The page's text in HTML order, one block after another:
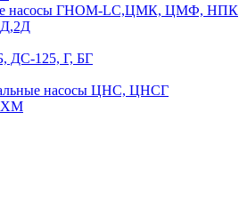
насосы ГНОМ-LC,ЦМК, ЦМФ, НПК
ДС-125, Г, БГ
насосы ЦНС, ЦНСГ
ХМ